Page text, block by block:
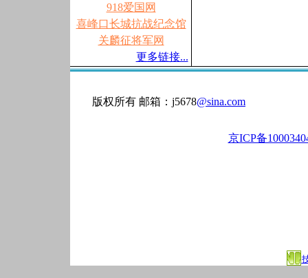
918爱国网
喜峰口长城抗战纪念馆
关麟征将军网
更多链接...
版权所有 邮箱：j5678@sina.com
京ICP备